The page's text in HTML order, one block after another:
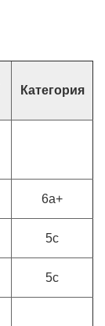
Категория
6а+
5с
5с